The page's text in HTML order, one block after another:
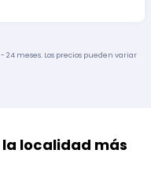
24 meses. Los precios pueden variar
localidad más